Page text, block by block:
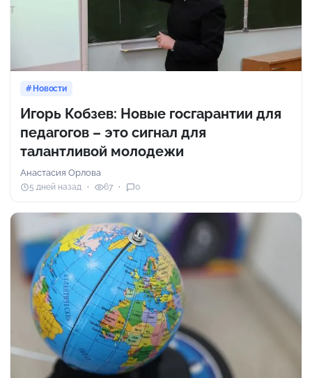
Новости
Игорь Кобзев: Новые госгарантии для
педагогов – это сигнал для
талантливой молодежи
Анастасия Орлова
5 дней назад 67 0